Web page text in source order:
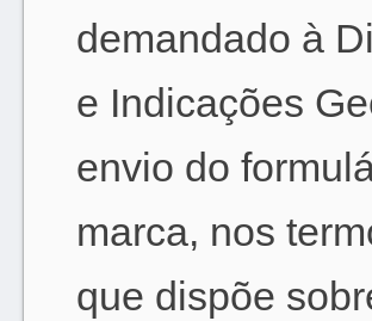
demandado à
e Indicações
envio do
marca, nos
que dispõe